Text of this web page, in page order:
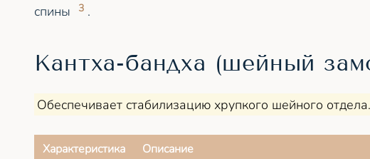
спины
3 .
Кантха-бандха (шейный
Обеспечивает стабилизацию хрупкого шейного отдела.
Характеристика
Описание